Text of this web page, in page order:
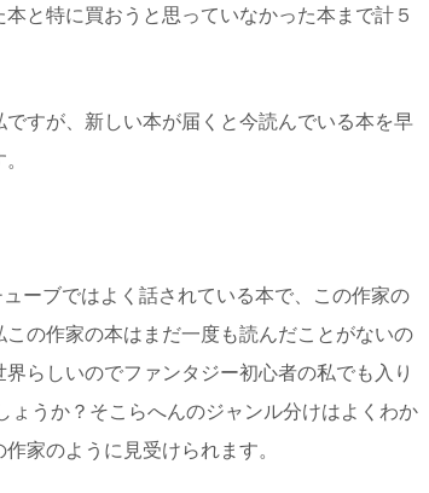
と特に買おうと思っていなかった本まで計５
すが、新しい本が届くと今読んでいる本を早
ーブではよく話されている本で、この作家の
の作家の本はまだ一度も読んだことがないの
らしいのでファンタジー初心者の私でも入り
うか？そこらへんのジャンル分けはよくわか
家のように見受けられます。